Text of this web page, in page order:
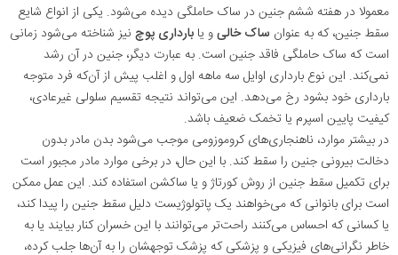
معمولا در هفته ششم جنین در ساک حاملگی دیده می‌شود. یکی از انواع شایع
سقط جنین، که به عنوان ساک خالیو یا بارداری پوچ نیز شناخته می‌شود زمانی
است که ساک حاملگی فاقد جنین است. به عبارت دیگر، جنین در آن رشد
نمی‌کند. این نوع بارداری اوایل سه ماهه اول و اغلب پیش از آن‌که فرد متوجه
بارداری خود بشود رخ می‌دهد. این می‌تواند نتیجه تقسیم سلولی غیرعادی،
کیفیت پایین اسپرم یا تخمک ضعیف باشد.
در بیشتر موارد، ناهنجاری‌های کروموزومی موجب می‌شود بدن مادر بدون
دخالت بیرونی جنین را سقط کند. با این حال، در برخی موارد مادر مجبور است
برای تکمیل سقط جنین از روش کورتاژ و یا ساکشن استفاده کند. این عمل ممکن
است برای بانوانی که می‌خواهند یک پاتولوژیست دلیل سقط جنین را پیدا کند،
یا کسانی که احساس می‌کنند راحت‌تر می‌توانند با این خسران کنار بیایند یا به
خاطر نگرانی‌های فیزیکی و پزشکی که پزشک توجهشان را به آن‌ها جلب کرده،